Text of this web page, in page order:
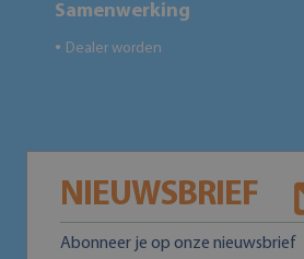
Samenwerking
● Dealer worden
NIEUWSBRIEF
Abonneer je op onze nieuwsbrief